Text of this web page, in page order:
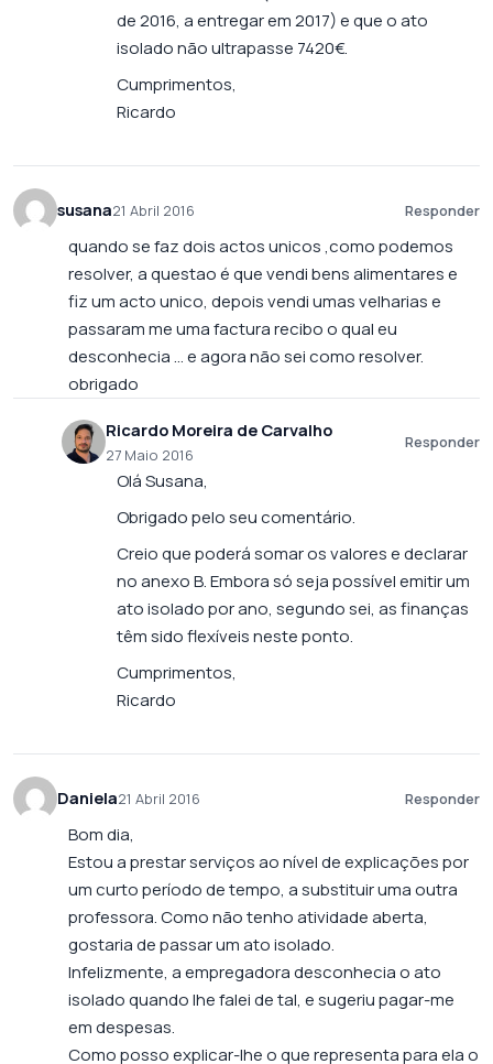
de 2016, a entregar em 2017) e que o ato
isolado não ultrapasse 7420€.
Cumprimentos,
Ricardo
susana21 Abril 2016 Responder
quando se faz dois actos unicos ,como podemos
resolver, a questao é que vendi bens alimentares e
fiz um acto unico, depois vendi umas velharias e
passaram me uma factura recibo o qual eu
desconhecia … e agora não sei como resolver.
obrigado
Ricardo Moreira de Carvalho
27 Maio 2016
Responder
Olá Susana,
Obrigado pelo seu comentário.
Creio que poderá somar os valores e declarar
no anexo B. Embora só seja possível emitir um
ato isolado por ano, segundo sei, as finanças
têm sido flexíveis neste ponto.
Cumprimentos,
Ricardo
Daniela21 Abril 2016 Responder
Bom dia,
Estou a prestar serviços ao nível de explicações por
um curto período de tempo, a substituir uma outra
professora. Como não tenho atividade aberta,
gostaria de passar um ato isolado.
Infelizmente, a empregadora desconhecia o ato
isolado quando lhe falei de tal, e sugeriu pagar-me
em despesas.
Como posso explicar-lhe o que representa para ela o